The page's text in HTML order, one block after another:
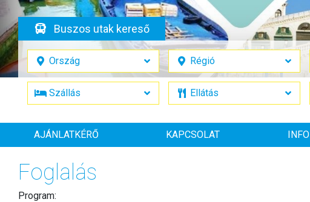
Buszos utak kereső
AJÁNLATKÉRŐ KAPCSOLAT
Foglalás
Program: